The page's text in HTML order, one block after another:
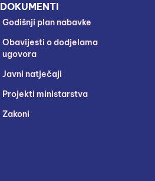
DOKUMENTI
Godišnji plan nabavke
Obavijesti o dodjelama
ugovora
Javni natječaji
Projekti ministarstva
Zakoni